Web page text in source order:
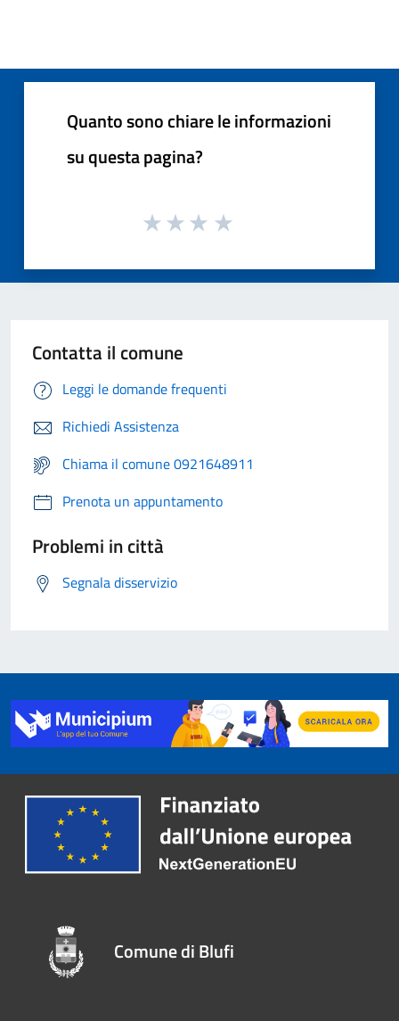
Quanto sono chiare le informazioni
su questa pagina?
Contatta il comune
Leggi le domande frequenti
Richiedi Assistenza
Chiama il comune 0921648911
Prenota un appuntamento
Problemi in città
Segnala disservizio
Comune di Blufi